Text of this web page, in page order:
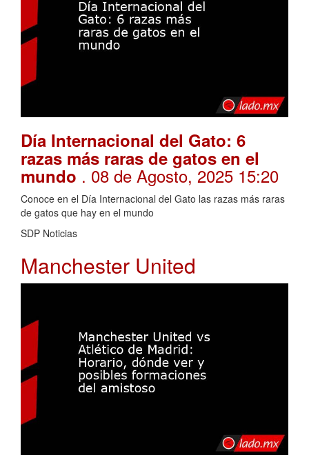
Día Internacional del Gato: 6
razas más raras de gatos en el
mundo . 08 de Agosto, 2025 15:20
Conoce en el Día Internacional del Gato las razas más raras
de gatos que hay en el mundo
SDP Noticias
Manchester United